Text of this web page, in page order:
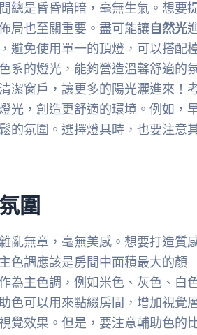
總是昏昏暗暗，毫無生氣。想要
局也至關重要。盡可能讓自然光
避免使用單一的頂燈，可以搭配
系的燈光，能夠營造溫馨舒適的
潔窗戶，讓更多的陽光灑進來！
光，創造更舒適的環境。例如，
的氛圍。選擇燈具時，也要注意
圍
亂無章，毫無美感。想要打造質
色調應該是房間中面積最大的顏
為主色調，例如米色、灰色、白
色可以用來點綴房間，增加視覺
覺效果。但是，要注意輔助色的